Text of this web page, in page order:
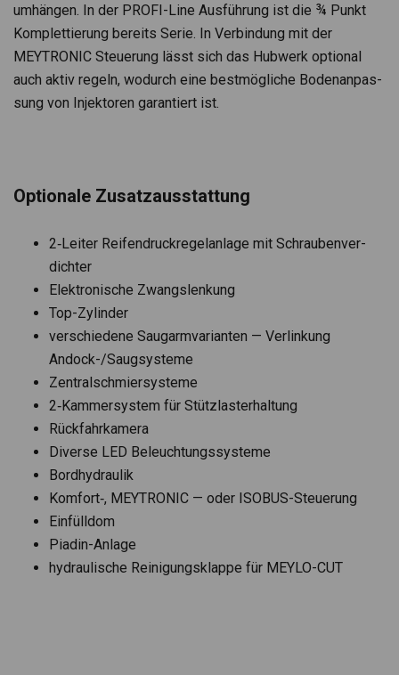
umhän­gen. In der PROFI-Line Aus­füh­rung ist die ¾ Punkt
Kom­plet­tie­rung bereits Serie. In Ver­bin­dung mit der
MEYTRONIC Steue­rung lässt sich das Hub­werk optio­nal
auch aktiv regeln, wodurch eine best­mög­li­che Boden­an­pas­
sung von Injek­to­ren garan­tiert ist.
Optio­nale Zusatz­aus­stat­tung
2‑Leiter Rei­fen­druck­re­gel­an­lage mit Schrau­ben­ver­
dich­ter
Elek­tro­ni­sche Zwangs­len­kung
Top-Zylin­der
ver­schie­dene Saug­arm­va­ri­an­ten — Ver­lin­kung
Andock-/Saug­sys­teme
Zen­tral­schmier­sys­teme
2‑Kammersystem für Stütz­las­ter­hal­tung
Rück­fahr­ka­mera
Diverse LED Beleuch­tungs­sys­teme
Bord­hy­drau­lik
Komfort‑, MEYTRONIC — oder ISO­BUS-Steue­rung
Ein­füll­dom
Pia­din-Anlage
hydrau­li­sche Rei­ni­gungs­klappe für MEYLO-CUT